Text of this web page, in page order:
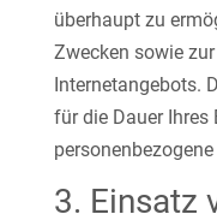
überhaupt zu
Zwecken sowie
Internetangebots.
für die Dauer Ihres
3. Einsatz